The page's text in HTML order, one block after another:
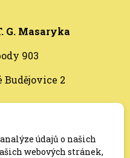
G. Masaryka
903
Budějovice 2
rndpdty
údajů o našich
webových stránek,